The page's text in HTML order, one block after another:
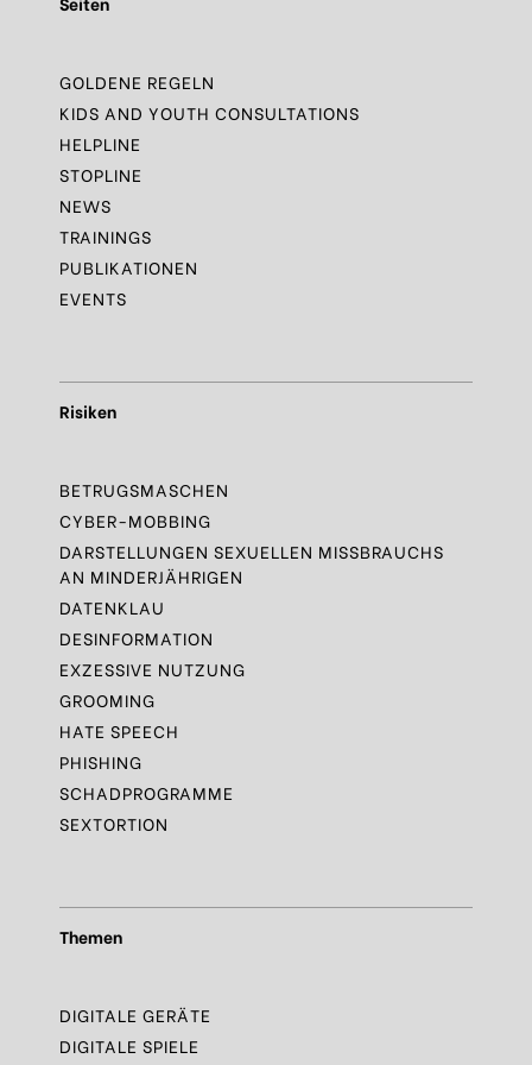
GOLDENE REGELN
KIDS AND YOUTH CONSULTATIONS
HELPLINE
STOPLINE
NEWS
TRAININGS
PUBLIKATIONEN
EVENTS
Risiken
BETRUGSMASCHEN
CYBER-MOBBING
DARSTELLUNGEN SEXUELLEN MISSBRAUCHS
AN MINDERJÄHRIGEN
DATENKLAU
DESINFORMATION
EXZESSIVE NUTZUNG
GROOMING
HATE SPEECH
PHISHING
SCHADPROGRAMME
SEXTORTION
Themen
DIGITALE GERÄTE
DIGITALE SPIELE